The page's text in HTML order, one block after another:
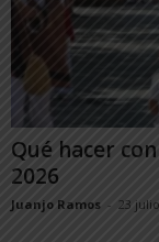
Qué hacer
2026
Juanjo Ramos - 23